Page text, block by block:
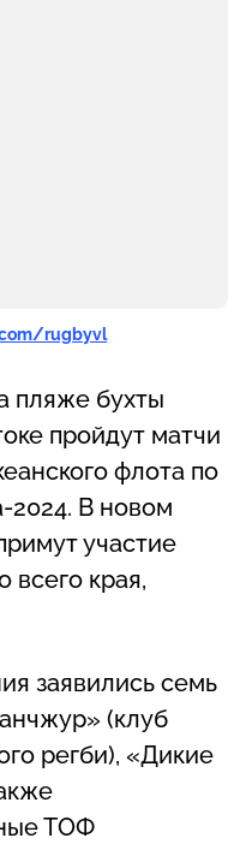
rugbyvl
пляже бухты
пройдут матчи
флота по
2024. В новом
участие
края,
заявились семь
(клуб
регби), «Дикие
ТОФ